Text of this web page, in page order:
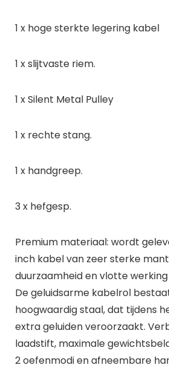
1 x hoge sterkte legering kabel
1 x slijtvaste riem.
1 x Silent Metal Pulley
1 x rechte stang.
1 x handgreep.
3 x hefgesp.
Premium materiaal: wordt
inch kabel van zeer sterke
duurzaamheid en vlotte
De geluidsarme kabelrol
hoogwaardig staal, dat tijdens
extra geluiden veroorzaakt.
laadstift, maximale
2 oefenmodi en afneembare